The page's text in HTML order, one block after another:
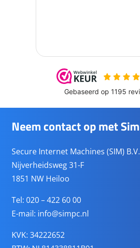
Neem contact op met Sim
Secure Internet Machines (SIM) B.V.
Nijverheidsweg 31-F
1851 NW Heiloo
Tel: 020 – 422 60 00
E-mail: info@simpc.nl
KVK: 34222652